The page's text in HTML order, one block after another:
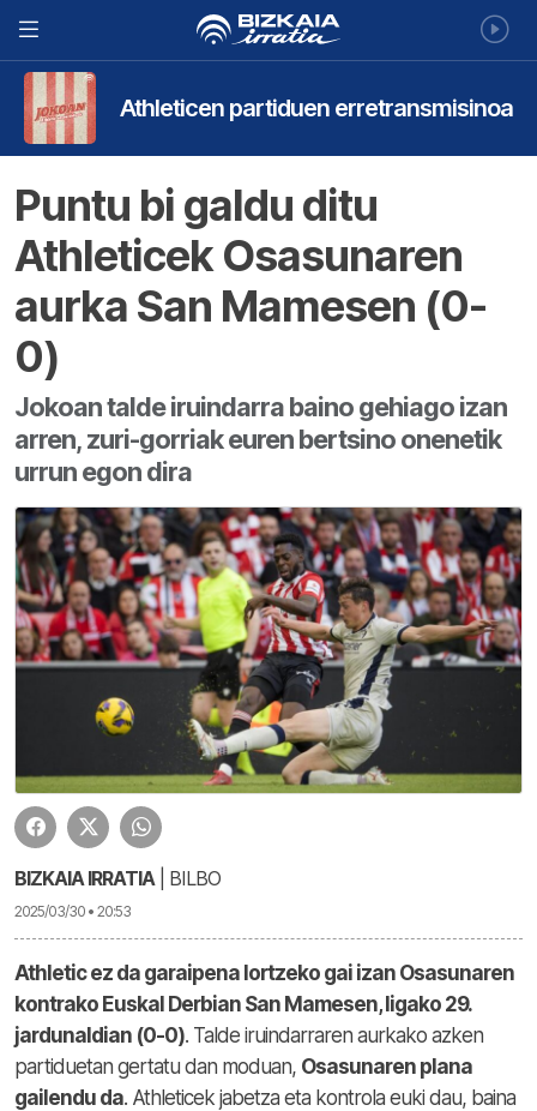
Athleticen partiduen erretransmisinoa
Puntu bi galdu ditu
Athleticek Osasunaren
aurka San Mamesen (0-
0)
Jokoan talde iruindarra baino gehiago izan
arren, zuri-gorriak euren bertsino onenetik
urrun egon dira
BIZKAIA IRRATIA | BILBO
2025/03/30 • 20:53
Athletic ez da garaipena lortzeko gai izan Osasunaren
kontrako Euskal Derbian San Mamesen, ligako 29.
jardunaldian (0-0). Talde iruindarraren aurkako azken
partiduetan gertatu dan moduan, Osasunaren plana
gailendu da. Athleticek jabetza eta kontrola euki dau, baina